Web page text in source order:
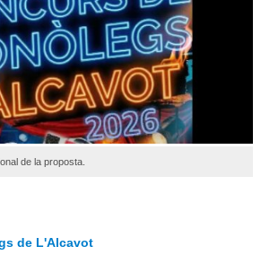
de la proposta.
de L'Alcavot